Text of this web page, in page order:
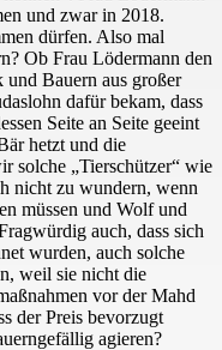
und zwar in 2018.
dürfen. Also mal
Ob Frau Lödermann den
Bauern aus großer
dafür bekam, dass
Seite an Seite geeint
hetzt und die
solche „Tierschützer“ wie
nicht zu wundern, wenn
müssen und Wolf und
auch, dass sich
wurden, auch solche
weil sie nicht die
vor der Mahd
der Preis bevorzugt
agieren?